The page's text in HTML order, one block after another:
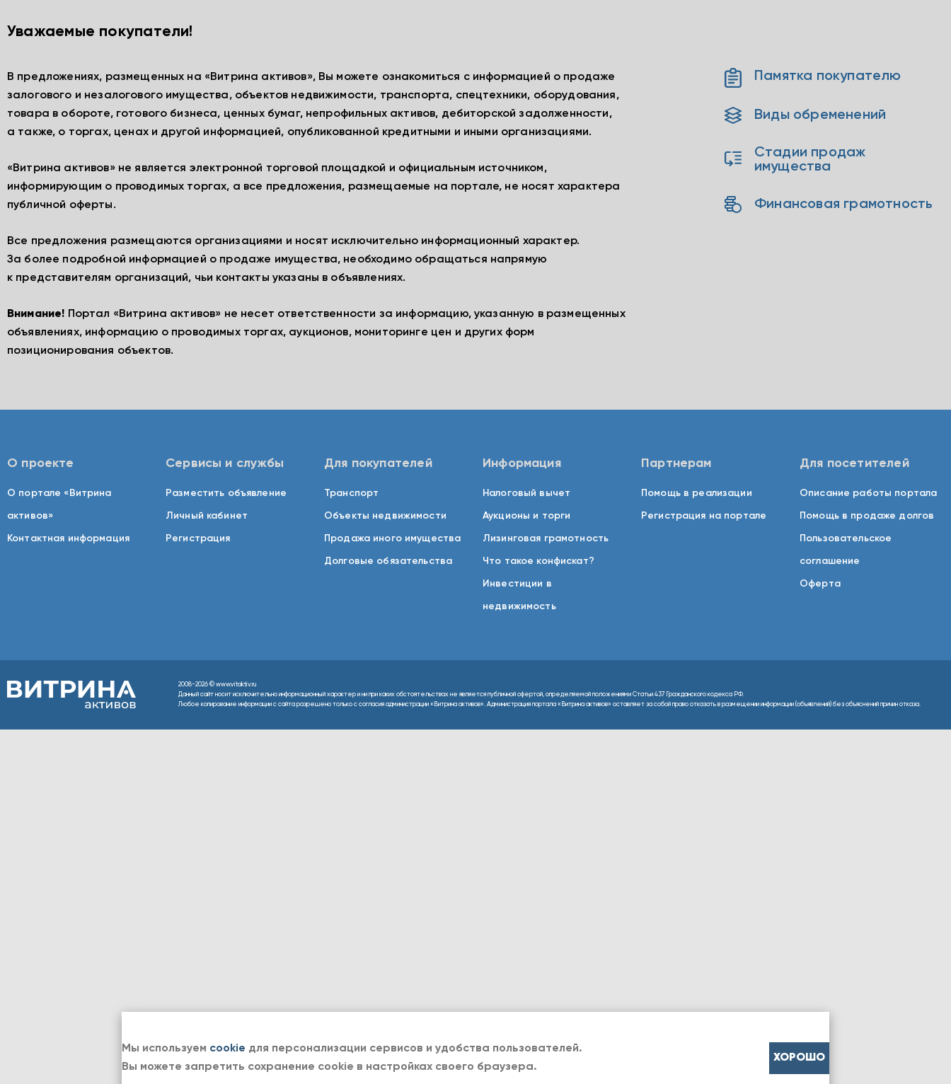
Уважаемые покупатели!
В предложениях, размещенных на «Витрина активов», Вы можете ознакомиться с информацией о продаже
залогового и незалогового имущества, объектов недвижимости, транспорта, спецтехники, оборудования,
товара в обороте, готового бизнеса, ценных бумаг, непрофильных активов, дебиторской задолженности,
а также, о торгах, ценах и другой информацией, опубликованной кредитными и иными организациями.
«Витрина активов» не является электронной торговой площадкой и официальным источником,
информирующим о проводимых торгах, а все предложения, размещаемые на портале, не носят характера
публичной оферты.
Все предложения размещаются организациями и носят исключительно информационный характер.
За более подробной информацией о продаже имущества, необходимо обращаться напрямую
к представителям организаций, чьи контакты указаны в объявлениях.
Внимание! Портал «Витрина активов» не несет ответственности за информацию, указанную в размещенных
объявлениях, информацию о проводимых торгах, аукционов, мониторинге цен и других форм
позиционирования объектов.
Памятка покупателю
Виды обременений
Стадии продаж
имущества
Финансовая грамотность
О проекте
О портале «Витрина
активов»
Контактная информация
Сервисы и службы
Разместить объявление
Личный кабинет
Регистрация
Для покупателей
Транспорт
Объекты недвижимости
Продажа иного имущества
Долговые обязательства
Информация
Налоговый вычет
Аукционы и торги
Лизинговая грамотность
Что такое конфискат?
Инвестиции в
недвижимость
Партнерам
Помощь в реализации
Регистрация на портале
Для посетителей
Описание работы портала
Помощь в продаже долгов
Пользовательское
соглашение
Оферта
2008-2026 © www.vitaktiv.ru
Данный сайт носит исключительно информационный характер и ни при каких обстоятельствах не является публичной офертой, определяемой положениями Статьи 437 Гражданского кодекса РФ.
Любое копирование информации с сайта разрешено только с согласия администрации «Витрина активов». Администрация портала «Витрина активов» оставляет за собой право отказать в размещении информации (объявлений) без объяснений причин отказа.
Мы используем cookie для персонализации сервисов и удобства пользователей.
Вы можете запретить сохранение cookie в настройках своего браузера.
ХОРОШО